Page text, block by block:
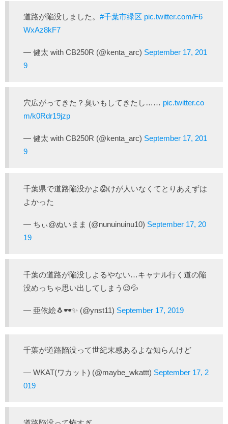
道路が陥没しました。 #千葉市緑区 pic.twitter.com/F6
WxAz8kF7
— 健太 with CB250R (@kenta_arc) September 17, 201
9
穴広がってきた？臭いもしてきたし…… pic.twitter.co
m/k0Rdr19jzp
— 健太 with CB250R (@kenta_arc) September 17, 201
9
千葉県で道路陥没かよ😱けが人いなくてとりあえずは
よかった
— ちぃ@ぬいまま (@nunuinuinu10) September 17, 20
19
千葉の道路が陥没しよるやない…キャナル行く道の陥
没めっちゃ思い出してしまう😌💦
— 亜依絵🐧🕶✨ (@ynst11) September 17, 2019
千葉が道路陥没って世紀末感あるよな知らんけど
— WKAT(ワカット) (@maybe_wkattt) September 17, 2
019